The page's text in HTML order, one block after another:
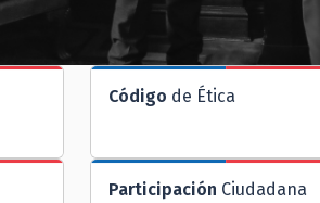
Código de Ética
Participación Ciudadana